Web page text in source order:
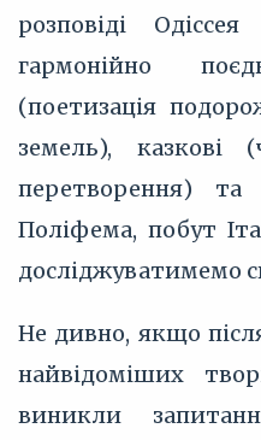
розповіді
гармонійно
(поетизація
земель), казкові
перетворення) та
Поліфема, побут
досліджуватимемо
Не дивно, якщо
найвідоміших
виникли